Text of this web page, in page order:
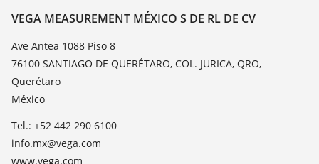
Lista de resistencias
TeamViewer
Contacto
Notícias
Prensa
Blog
VEGA MEASUREMENT MÉXICO S DE RL DE CV
Ave Antea 1088 Piso 8
76100 SANTIAGO DE QUERÉTARO, COL. JURICA, QRO,
Querétaro
México
Tel.: +52 442 290 6100
info.mx@vega.com
www.vega.com